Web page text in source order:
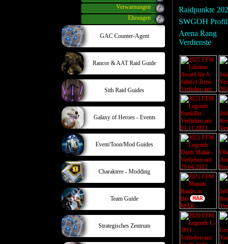
Verwarnungen
Ehrungen
GAC Counter-Agent
Rancor & AAT Raid Guide
Sith Raid Guides
Galaxy of Heroes - Events
Event/Toon/Mod Guides
Charaktere - Modding
Team Guide
Strategisches Zentrum
Raidpunkte
SWGOH Profil
Arena Rang
Verdienste
MÄR